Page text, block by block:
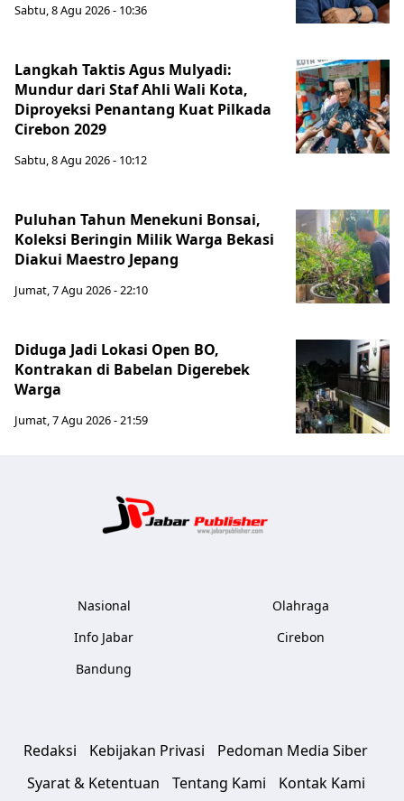
Sabtu, 8 Agu 2026 - 10:36
Langkah Taktis Agus Mulyadi:
Mundur dari Staf Ahli Wali Kota,
Diproyeksi Penantang Kuat Pilkada
Cirebon 2029
Sabtu, 8 Agu 2026 - 10:12
Puluhan Tahun Menekuni Bonsai,
Koleksi Beringin Milik Warga Bekasi
Diakui Maestro Jepang
Jumat, 7 Agu 2026 - 22:10
Diduga Jadi Lokasi Open BO,
Kontrakan di Babelan Digerebek
Warga
Jumat, 7 Agu 2026 - 21:59
Nasional
Info Jabar
Bandung
Olahraga
Cirebon
Redaksi Kebijakan Privasi
Pedoman Media Siber
Syarat & Ketentuan
Tentang Kami Kontak Kami